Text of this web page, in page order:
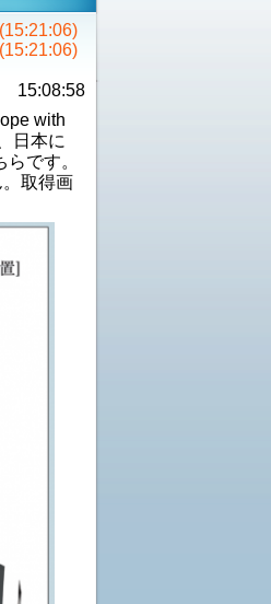
15:08:58
with
日本に
です。
取得画